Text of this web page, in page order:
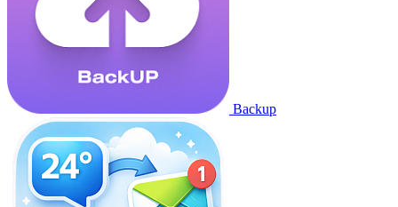
Backup